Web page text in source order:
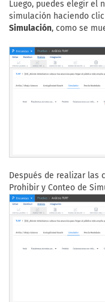
Luego, puedes elegir el
simulación haciendo
Simulación, como se
Después de realizar las
Prohibir y Conteo de